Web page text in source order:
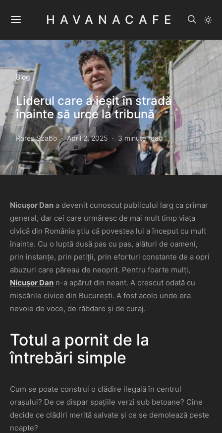
HAVANACAFE
Blog
Liderul care a ieșit în stradă
înainte să urce la tribună
Rares Szabo April 2, 2025 3 minute read
Nicușor Dan a devenit cunoscut publicului larg ca primar
general, dar cei care urmăresc de mai mult timp viața
civică din România știu că povestea lui a început cu mult
înainte. Cu o luptă dusă pas cu pas, alături de oameni,
prin instanțe, prin petiții, prin eforturi constante de a opri
abuzuri care păreau de neoprit. Pentru foarte mulți,
Nicușor Dan n-a apărut din neant. A crescut odată cu
mișcările civice din București. A fost acolo unde era
nevoie de voce, de răbdare și de curaj.
Totul a pornit de la
întrebări simple
Cum se poate construi o clădire ilegală în centrul
orașului? De ce dispar spațiile verzi sub betoane? Cine
decide ce clădiri merită salvate și ce se demolează peste
noapte?